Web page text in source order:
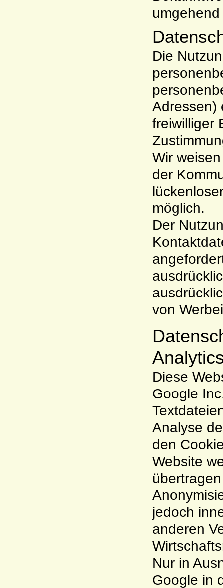
Die
Adressen)
freiwilliger
Wir
der
möglich.
Der
von
Diese
Google
Analyse
den
Website
jedoch
anderen
Nur in
Google in